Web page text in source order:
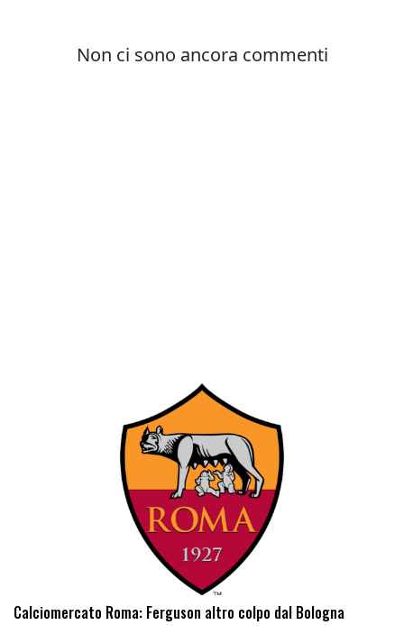
Calciomercato Roma: Ferguson altro colpo dal Bologna